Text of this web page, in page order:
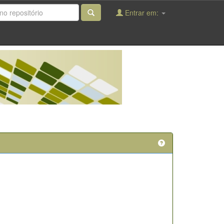
Entrar em: